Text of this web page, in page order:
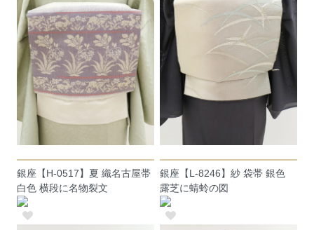
銀座【H-0517】夏 織名古屋帯
白色 横段に名物裂文
銀座【L-8246】紗 袋帯 銀色
露芝に蜻蛉の図